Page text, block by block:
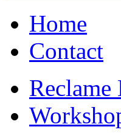
Home
Contact
Reclame